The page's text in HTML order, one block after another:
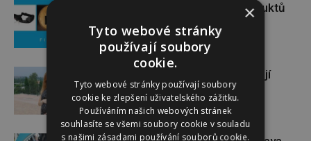
Soutěž o set praktických produktů
značky FIXED
Gabriela Soukalová se nebojí
sportovat ani v těhotenství
×
Tyto webové stránky
používají soubory
cookie.
Tyto webové stránky používají soubory
cookie ke zlepšení uživatelského zážitku.
Používáním našich webových stránek
souhlasíte se všemi soubory cookie v souladu
s našimi zásadami používání souborů cookie.